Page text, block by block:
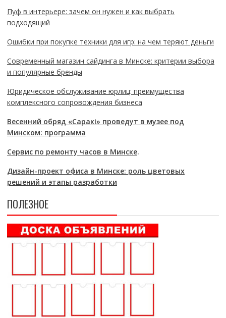
Пуф в интерьере: зачем он нужен и как выбрать
подходящий
Ошибки при покупке техники для игр: на чем теряют деньги
Современный магазин сайдинга в Минске: критерии выбора
и популярные бренды
Юридическое обслуживание юрлиц: преимущества
комплексного сопровождения бизнеса
Весенний обряд «Саракі» проведут в музее под
Минском: программа
Сервис по ремонту часов в Минске.
Дизайн-проект офиса в Минске: роль цветовых
решений и этапы разработки
ПОЛЕЗНОЕ